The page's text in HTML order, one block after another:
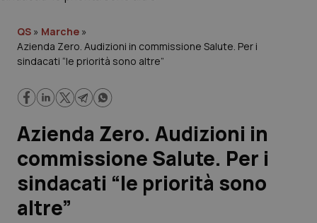
Governo e Parlamento
Regioni e Asl
Lavoro e Professioni
Scienza e Farmaci
Studi e Analisi
QS » Marche »
Azienda Zero. Audizioni in commissione Salute. Per i
sindacati “le priorità sono altre”
Azienda Zero. Audizioni in
commissione Salute. Per i
sindacati “le priorità sono
altre”